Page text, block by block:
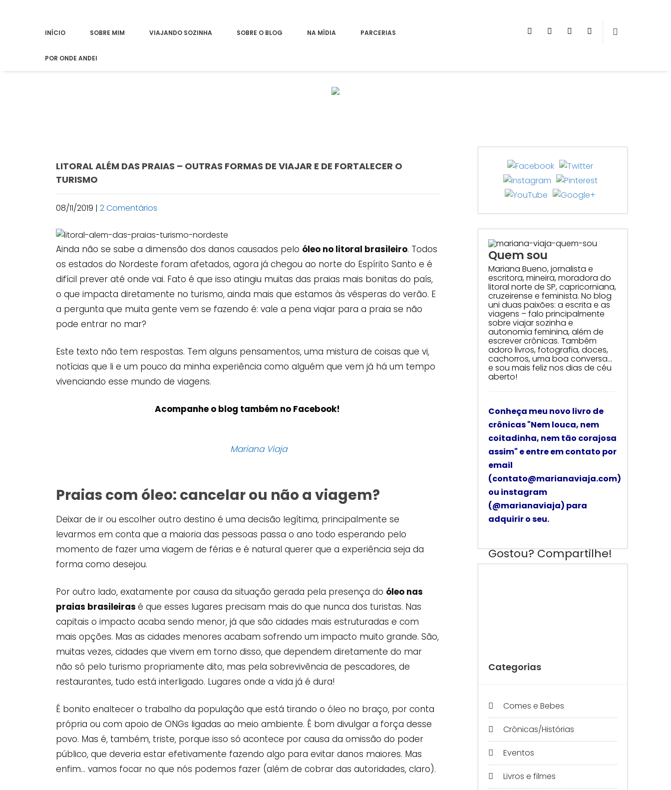
INÍCIO SOBRE MIM VIAJANDO SOZINHA SOBRE O BLOG NA MÍDIA PARCERIAS
POR ONDE ANDEI
LITORAL ALÉM DAS PRAIAS – OUTRAS FORMAS DE VIAJAR E DE FORTALECER O
TURISMO
08/11/2019 | 2 Comentários
Ainda não se sabe a dimensão dos danos causados pelo óleo no litoral brasileiro. Todos
os estados do Nordeste foram afetados, agora já chegou ao norte do Espírito Santo e é
difícil prever até onde vai. Fato é que isso atingiu muitas das praias mais bonitas do país,
o que impacta diretamente no turismo, ainda mais que estamos às vésperas do verão. E
a pergunta que muita gente vem se fazendo é: vale a pena viajar para a praia se não
pode entrar no mar?
Este texto não tem respostas. Tem alguns pensamentos, uma mistura de coisas que vi,
notícias que li e um pouco da minha experiência como alguém que vem já há um tempo
vivenciando esse mundo de viagens.
Acompanhe o blog também no Facebook!
Mariana Viaja
Praias com óleo: cancelar ou não a viagem?
Deixar de ir ou escolher outro destino é uma decisão legítima, principalmente se
levarmos em conta que a maioria das pessoas passa o ano todo esperando pelo
momento de fazer uma viagem de férias e é natural querer que a experiência seja da
forma como desejou.
Por outro lado, exatamente por causa da situação gerada pela presença do óleo nas
praias brasileiras é que esses lugares precisam mais do que nunca dos turistas. Nas
capitais o impacto acaba sendo menor, já que são cidades mais estruturadas e com
mais opções. Mas as cidades menores acabam sofrendo um impacto muito grande. São,
muitas vezes, cidades que vivem em torno disso, que dependem diretamente do mar
não só pelo turismo propriamente dito, mas pela sobrevivência de pescadores, de
restaurantes, tudo está interligado. Lugares onde a vida já é dura!
É bonito enaltecer o trabalho da população que está tirando o óleo no braço, por conta
própria ou com apoio de ONGs ligadas ao meio ambiente. É bom divulgar a força desse
povo. Mas é, também, triste, porque isso só acontece por causa da omissão do poder
público, que deveria estar efetivamente fazendo algo para evitar danos maiores. Mas
enfim… vamos focar no que nós podemos fazer (além de cobrar das autoridades, claro).
Quem sou
Mariana Bueno, jornalista e
escritora, mineira, moradora do
litoral norte de SP, capricorniana,
cruzeirense e feminista. No blog
uni duas paixões: a escrita e as
viagens – falo principalmente
sobre viajar sozinha e
autonomia feminina, além de
escrever crônicas. Também
adoro livros, fotografia, doces,
cachorros, uma boa conversa…
e sou mais feliz nos dias de céu
aberto!
Conheça meu novo livro de
crônicas"Nem louca, nem
coitadinha, nem tão corajosa
assim" eentre em contato por
email
(contato@marianaviaja.com)
ou instagram
(@marianaviaja) para
adquirir o seu.
Gostou? Compartilhe!
Categorias
Comes e Bebes
Crônicas/Histórias
Eventos
Livros e filmes